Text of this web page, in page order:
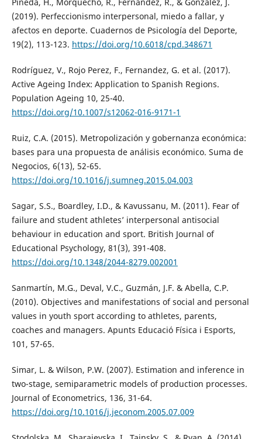
(2019). Perfeccionismo interpersonal, miedo a fallar, y
afectos en deporte. Cuadernos de Psicología del Deporte,
19(2), 113-123. https://doi.org/10.6018/cpd.348671
Rodríguez, V., Rojo Perez, F., Fernandez, G. et al. (2017).
Active Ageing Index: Application to Spanish Regions.
Population Ageing 10, 25-40.
https://doi.org/10.1007/s12062-016-9171-1
Ruiz, C.A. (2015). Metropolización y gobernanza económica:
bases para una propuesta de análisis económico. Suma de
Negocios, 6(13), 52-65.
https://doi.org/10.1016/j.sumneg.2015.04.003
Sagar, S.S., Boardley, I.D., & Kavussanu, M. (2011). Fear of
failure and student athletes’ interpersonal antisocial
behaviour in education and sport. British Journal of
Educational Psychology, 81(3), 391-408.
https://doi.org/10.1348/2044-8279.002001
Sanmartín, M.G., Deval, V.C., Guzmán, J.F. & Abella, C.P.
(2010). Objectives and manifestations of social and personal
values in youth sport according to athletes, parents,
coaches and managers. Apunts Educació Física i Esports,
101, 57-65.
Simar, L. & Wilson, P.W. (2007). Estimation and inference in
two-stage, semiparametric models of production processes.
Journal of Econometrics, 136, 31-64.
https://doi.org/10.1016/j.jeconom.2005.07.009